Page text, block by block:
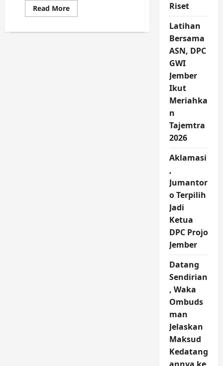
Read MoreRead
more
Indonesia
Riset
Latihan
Bersama
ASN, DPC
GWI
Jember
Ikut
Meriahka
n
Tajemtra
2026
Aklamasi
,
Jumantor
o Terpilih
Jadi
Ketua
DPC Projo
Jember
Datang
Sendirian
, Waka
Ombuds
man
Jelaskan
Maksud
Kedatang